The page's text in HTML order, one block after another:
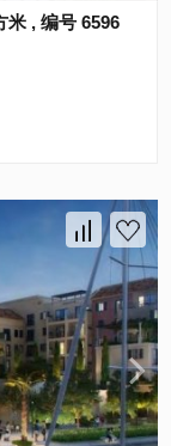
米 , 编号 6596